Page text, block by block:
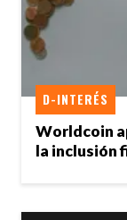
Worldcoin
la inclusión
D-INTERÉS